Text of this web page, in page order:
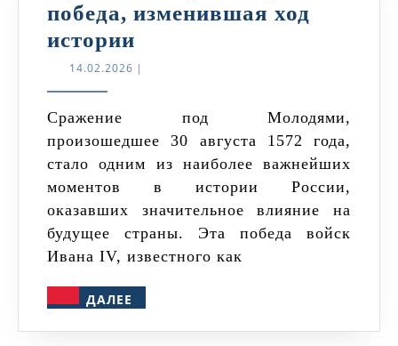
победа, изменившая ход
истории
под
победа,
изменившая
ход
истории
14.02.2026 14.02.2026
|
Сражение под Молодями,
произошедшее 30 августа 1572 года,
стало одним из наиболее важнейших
моментов в истории России,
оказавших значительное влияние на
будущее страны. Эта победа войск
Ивана IV, известного как
ДАЛЕЕ